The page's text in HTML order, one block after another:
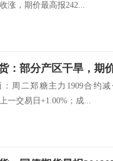
涨，期价最高报242...
：部分产区干旱，期
：周二郑糖主力1909合约
一交易日+1.00%；成...